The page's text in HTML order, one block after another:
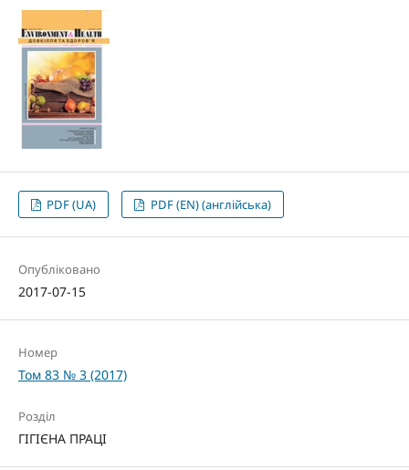
PDF (UA) PDF (EN) (англійська)
Опубліковано
2017-07-15
Номер
Том 83 № 3 (2017)
Розділ
ГІГІЄНА ПРАЦІ